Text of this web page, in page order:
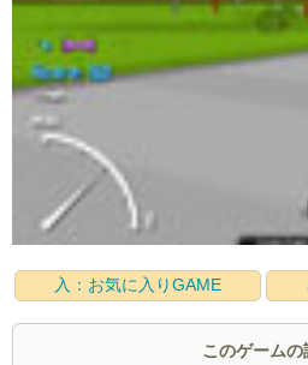
入：お気に入りGAME
このゲームの